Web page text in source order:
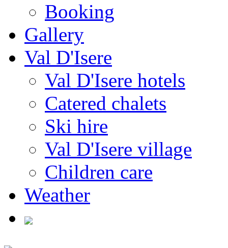
Booking
Gallery
Val D'Isere
Val D'Isere hotels
Catered chalets
Ski hire
Val D'Isere village
Children care
Weather